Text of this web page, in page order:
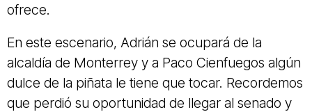
ofrece.
En este escenario, Adrián se ocupará de la
alcaldía de Monterrey y a Paco Cienfuegos algún
dulce de la piñata le tiene que tocar. Recordemos
que perdió su oportunidad de llegar al senado y